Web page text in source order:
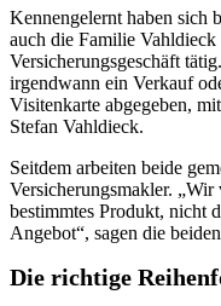
Kennengelernt haben sich
auch die Familie Vahldieck
Versicherungsgeschäft
irgendwann ein Verkauf
Visitenkarte abgegeben,
Stefan Vahldieck.
Seitdem arbeiten beide
Versicherungsmakler.
bestimmtes Produkt, nicht
Angebot“, sagen die
Die richtige